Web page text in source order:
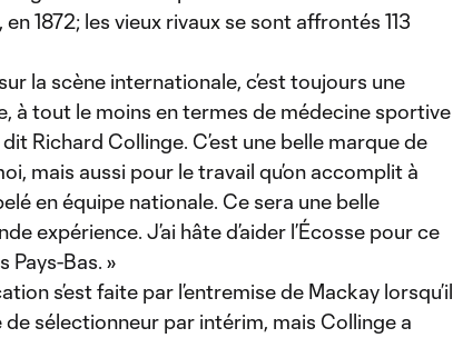
1872; les vieux rivaux se sont affrontés 113
la scène internationale, c’est toujours une
à tout le moins en termes de médecine sportive
Richard Collinge. C’est une belle marque de
mais aussi pour le travail qu’on accomplit à
en équipe nationale. Ce sera une belle
expérience. J’ai hâte d’aider l’Écosse pour ce
Pays-Bas. »
s’est faite par l’entremise de Mackay lorsqu’il
de sélectionneur par intérim, mais Collinge a